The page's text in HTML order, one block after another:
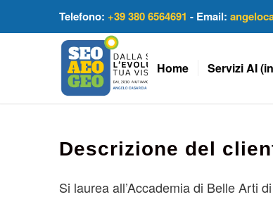
Telefono: +39 380 6564691 - Email:
Home Servizi AI
Descrizione del
Si laurea all’Accademia di Belle Arti